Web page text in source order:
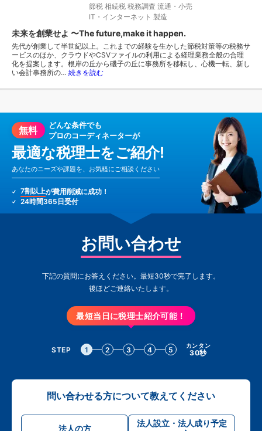
節税 相続税 税務調査 流通・小売
IT・インターネット 製造
未来を創業せよ 〜The future,make it happen.
先代が創業して半世紀以上。これまでの経験を生かした節税対策等の税務サ
ービスのほか、クラウドやCSVファイルの利用による経理業務全般の合理
化を提案します。根岸の丘から磯子の丘に事務所を移転し、心機一転、新し
い会計事務所の… 続きを読む
無料
どんな条件でも
プロのコーディネーターが
最適な税理士をご紹介!
あなたのニーズや課題を、お気軽にご相談ください
7割以上が費用削減に成功！
24時間365日受付
お問い合わせ
下記の質問にお答えください。最短30秒で完了します。
後ほどご連絡いたします。
最短当日に税理士紹介可能！
STEP 1 2 3 4 5 カンタン
30秒
問い合わせる方について教えてください
法人の方
法人設立・法人成り予定